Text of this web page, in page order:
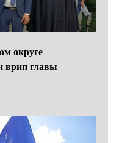
округе
врип главы